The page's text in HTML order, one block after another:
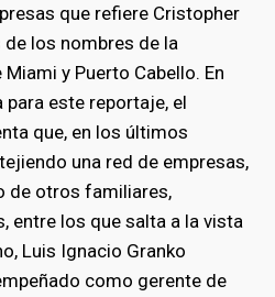
que refiere Cristopher
los nombres de la
y Puerto Cabello. En
este reportaje, el
que, en los últimos
una red de empresas,
de otros familiares,
entre los que salta a la vista
Luis Ignacio Granko
como gerente de